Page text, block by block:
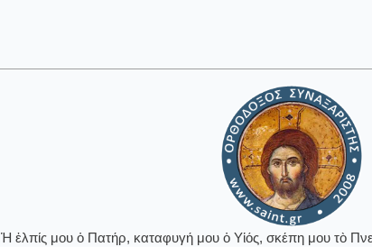
Ἡ ἐλπίς μου ὁ Πατήρ, καταφυγή μου ὁ Υἱός, σκέπη μου τὸ